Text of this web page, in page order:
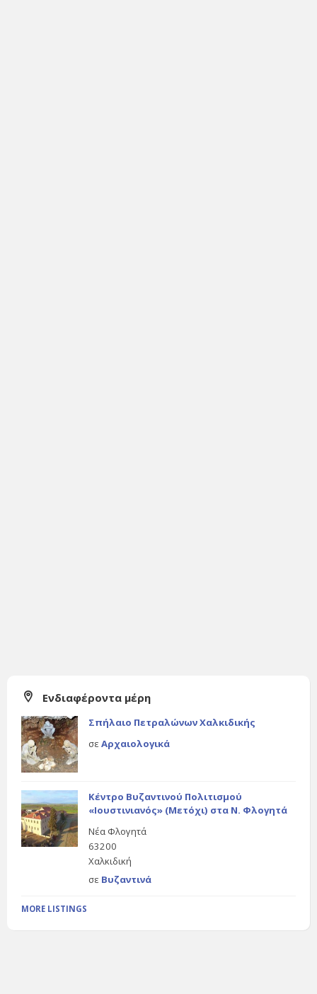
Ενδιαφέροντα μέρη
Σπήλαιο Πετραλώνων Χαλκιδικής
σε Αρχαιολογικά
Κέντρο Βυζαντινού Πολιτισμού
«Ιουστινιανός» (Μετόχι) στα Ν. Φλογητά
Νέα Φλογητά
63200
Χαλκιδική
σε Βυζαντινά
MORE LISTINGS